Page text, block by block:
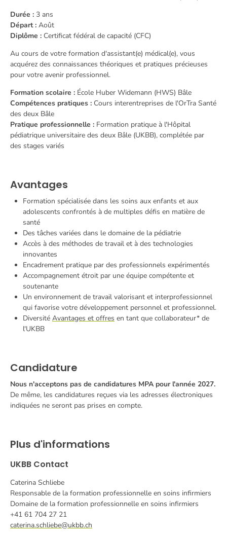
Durée : 3 ans
Départ : Août
Diplôme : Certificat fédéral de capacité (CFC)
Au cours de votre formation d'assistant(e) médical(e), vous
acquérez des connaissances théoriques et pratiques précieuses
pour votre avenir professionnel.
Formation scolaire : École Huber Widemann (HWS) Bâle
Compétences pratiques : Cours interentreprises de l'OrTra Santé
des deux Bâle
Pratique professionnelle : Formation pratique à l'Hôpital
pédiatrique universitaire des deux Bâle (UKBB), complétée par
des stages variés
Avantages
Formation spécialisée dans les soins aux enfants et aux
adolescents confrontés à de multiples défis en matière de
santé
Des tâches variées dans le domaine de la pédiatrie
Accès à des méthodes de travail et à des technologies
innovantes
Encadrement pratique par des professionnels expérimentés
Accompagnement étroit par une équipe compétente et
soutenante
Un environnement de travail valorisant et interprofessionnel
qui favorise votre développement personnel et professionnel.
Diversité Avantages et offres en tant que collaborateur* de
l'UKBB
Candidature
Nous n'acceptons pas de candidatures MPA pour l'année 2027.
De même, les candidatures reçues via les adresses électroniques
indiquées ne seront pas prises en compte.
Plus d'informations
UKBB Contact
Caterina Schliebe
Responsable de la formation professionnelle en soins infirmiers
Domaine de la formation professionnelle en soins infirmiers
+41 61 704 27 21
caterina.schliebe@ukbb.ch